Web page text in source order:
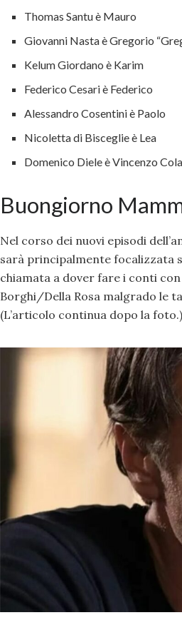
Thomas Santu è Mauro
Giovanni Nasta è Gregorio
Kelum Giordano è Karim
Federico Cesari è Federico
Alessandro Cosentini è Paolo
Nicoletta di Bisceglie è Lea
Domenico Diele è Vincenzo
Buongiorno
Nel corso dei nuovi episodi
sarà principalmente focalizzata
chiamata a dover fare i conti
Borghi/Della Rosa malgrado le
(L’articolo continua dopo la foto.)